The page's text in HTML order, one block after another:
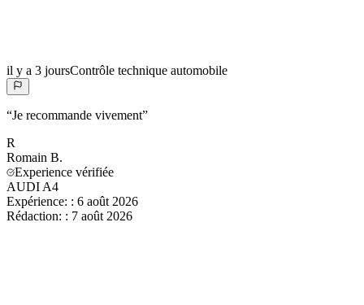
il y a 3 joursContrôle technique automobile
“Je recommande vivement”
R
Romain B.
Experience vérifiée
AUDI A4
Expérience: : 6 août 2026
Rédaction: : 7 août 2026